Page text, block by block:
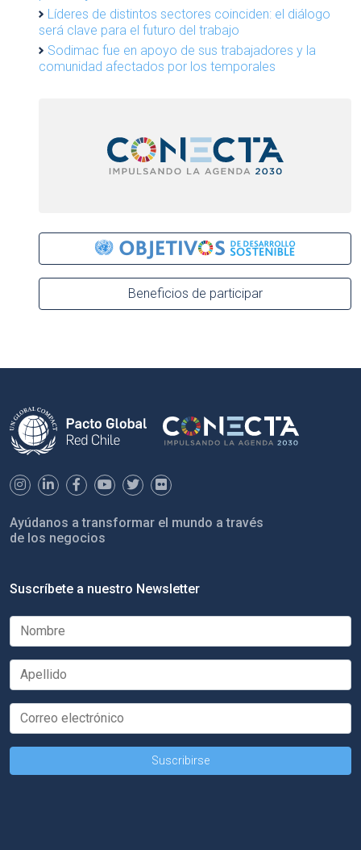
Líderes de distintos sectores coinciden: el diálogo
será clave para el futuro del trabajo
Sodimac fue en apoyo de sus trabajadores y la
comunidad afectados por los temporales
Beneficios de participar
Ayúdanos a transformar el mundo a través
de los negocios
Suscríbete a nuestro Newsletter